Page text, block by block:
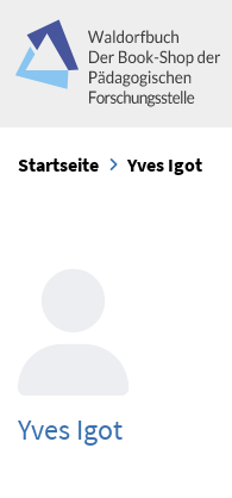
Startseite Yves Igot
Yves Igot